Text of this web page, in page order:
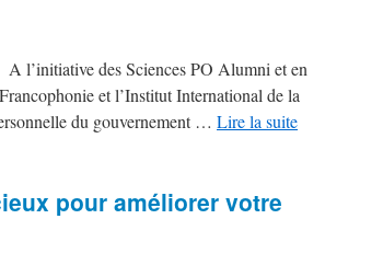
des Sciences PO Alumni et en
et l’Institut International de la
du gouvernement … Lire la suite
pour améliorer votre